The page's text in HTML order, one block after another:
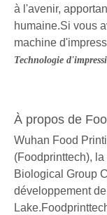
à l'avenir,
humaine.Si vous
machine
Technologie
À propos de
Wuhan Food
(Foodprinttech),
Biological Group
développement